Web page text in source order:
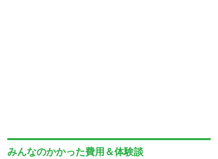
みんなのかかった費用＆体験談